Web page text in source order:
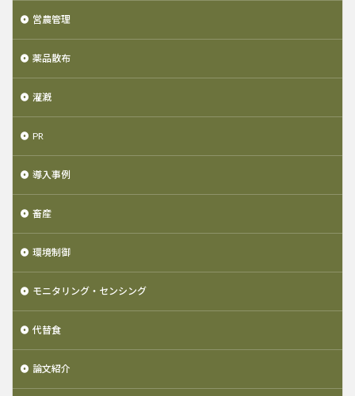
営農管理
薬品散布
灌漑
PR
導入事例
畜産
環境制御
モニタリング・センシング
代替食
論文紹介